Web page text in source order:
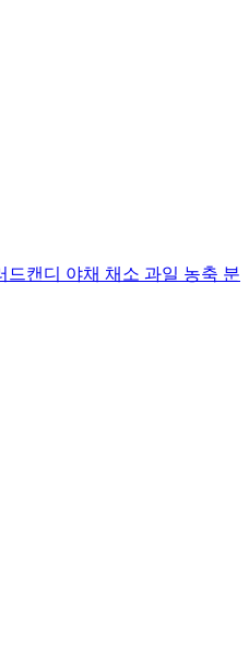
드캔디 야채 채소 과일 농축 분